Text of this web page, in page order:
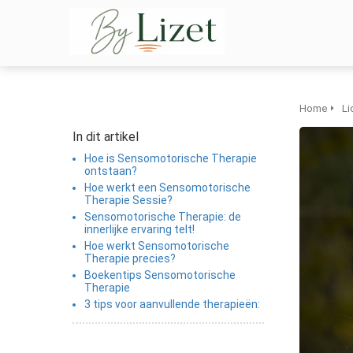
In dit artikel
Hoe is Sensomotorische Therapie
ontstaan?
Hoe werkt een Sensomotorische
Therapie Sessie?
Sensomotorische Therapie: de
innerlijke ervaring telt!
Hoe werkt Sensomotorische
Therapie precies?
Boekentips Sensomotorische
Therapie
3 tips voor aanvullende therapieën:
Home
relevante